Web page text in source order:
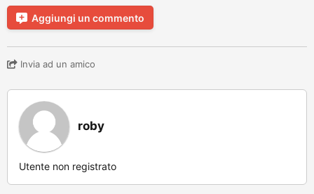
Aggiungi un commento
Invia ad un amico
roby
Utente non registrato